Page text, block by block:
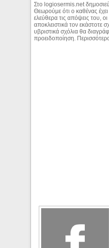
Στο logiosermis.net
Θεωρούμε ότι ο καθένας
ελεύθερα τις απόψεις του,
αποκλειστικά τον εκάστοτε
υβριστικά σχόλια θα
προειδοποίηση.